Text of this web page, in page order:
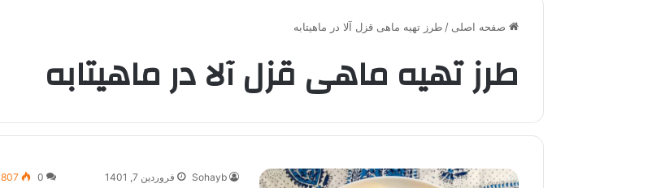
صفحه اصلی / طرز تهیه ماهی قزل آلا در ماهیتابه
طرز تهیه ماهی قزل آلا در ماهیتابه
Sohayb فروردین 7, 1401 0
807